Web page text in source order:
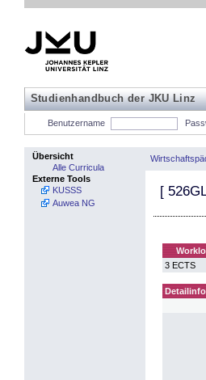
Studienhandbuch der JKU Linz
Benutzername
Übersicht
Alle Curricula
Externe Tools
KUSSS
Auwea NG
[
3 ECTS